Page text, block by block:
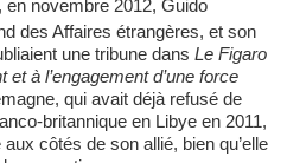
novembre 2012, Guido
des Affaires étrangères, et son
une tribune dans Le Figaro
et à l’engagement d’une force
qui avait déjà refusé de
britannique en Libye en 2011,
côtés de son allié, bien qu’elle